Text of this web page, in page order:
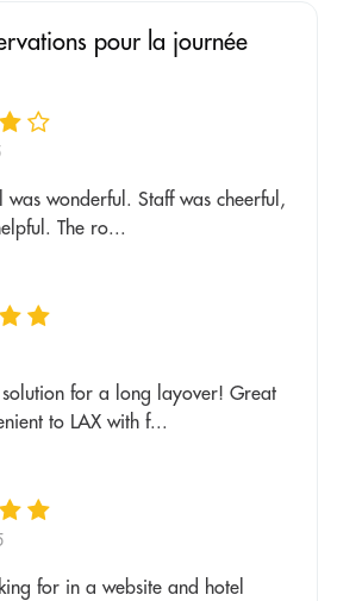
pour la journée
was wonderful. Staff was cheerful,
The ro...
for a long layover! Great
to LAX with f...
for in a website and hotel